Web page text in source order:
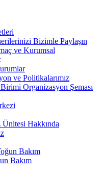
Bizimle Paylaşın
ve Kurumsal
ve Politikalarımız
Organizasyon Şeması
Hakkında
Bakım
Bakım